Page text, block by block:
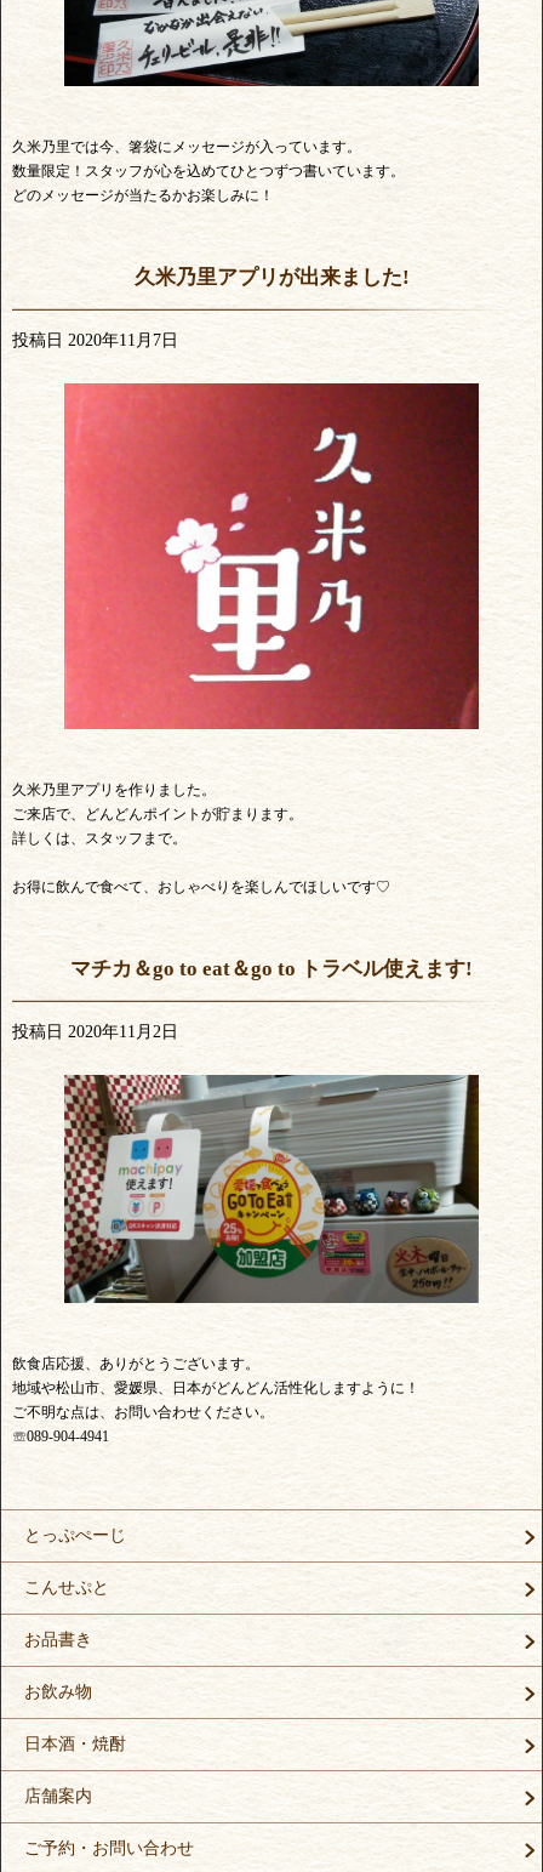
久米乃里では今、箸袋にメッセージが入っています。
数量限定！スタッフが心を込めてひとつずつ書いています。
どのメッセージが当たるかお楽しみに！
久米乃里アプリが出来ました!
投稿日 2020年11月7日
久米乃里アプリを作りました。
ご来店で、どんどんポイントが貯まります。
詳しくは、スタッフまで。
お得に飲んで食べて、おしゃべりを楽しんでほしいです♡
マチカ＆go to eat＆go to トラベル使えます!
投稿日 2020年11月2日
飲食店応援、ありがとうございます。
地域や松山市、愛媛県、日本がどんどん活性化しますように！
ご不明な点は、お問い合わせください。
☏089-904-4941
とっぷぺーじ
こんせぷと
お品書き
お飲み物
日本酒・焼酎
店舗案内
ご予約・お問い合わせ